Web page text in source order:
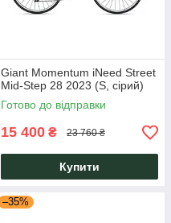
Giant Momentum iNeed Street
Mid-Step 28 2023 (S, сірий)
Готово до відправки
15 400 ₴ 23 760 ₴
Купити
–35%